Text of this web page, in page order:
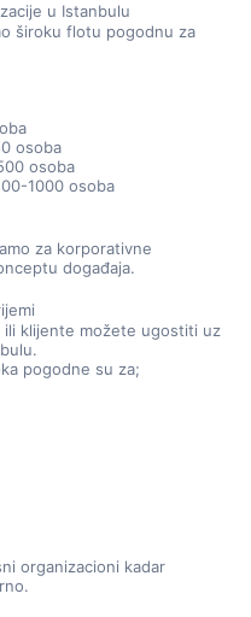
u Istanbulu
široku flotu pogodnu za
osoba
osoba
1000 osoba
za korporativne
događaja.
klijente možete ugostiti uz
pogodne su za;
organizacioni kadar